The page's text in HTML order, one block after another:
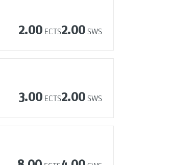
2.00 ECTS2.00 SWS
3.00 ECTS2.00 SWS